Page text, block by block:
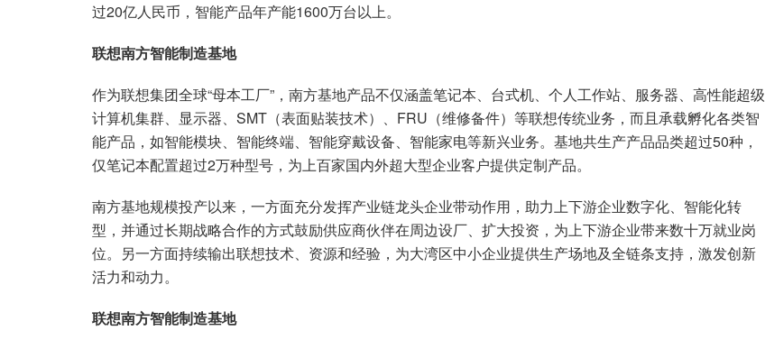
过20亿人民币，智能产品年产能1600万台以上。
联想南方智能制造基地
作为联想集团全球“母本工厂”，南方基地产品不仅涵盖笔记本、台式机、个人工作站、服务器、高性能超级
计算机集群、显示器、SMT（表面贴装技术）、FRU（维修备件）等联想传统业务，而且承载孵化各类智
能产品，如智能模块、智能终端、智能穿戴设备、智能家电等新兴业务。基地共生产产品品类超过50种，
仅笔记本配置超过2万种型号，为上百家国内外超大型企业客户提供定制产品。
南方基地规模投产以来，一方面充分发挥产业链龙头企业带动作用，助力上下游企业数字化、智能化转
型，并通过长期战略合作的方式鼓励供应商伙伴在周边设厂、扩大投资，为上下游企业带来数十万就业岗
位。另一方面持续输出联想技术、资源和经验，为大湾区中小企业提供生产场地及全链条支持，激发创新
活力和动力。
联想南方智能制造基地